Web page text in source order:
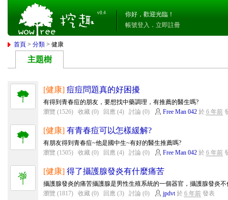
v0.4
你好，歡迎光臨！
帳號登入 ． 立即註冊
首頁 >分類 > 健康
主題樹
[健康] 痘痘問題真的好困擾
有得到青春痘的朋友，要想找中藥調理，有推薦的醫生嗎?
瀏覽 (1526)
收藏 (0) 回應 (4) 討論 (0) Free Man 042於 6 年前
[健康] 有青春痘可以怎樣緩解?
有朋友得到青春痘~他是國中生~有好的醫生推薦嗎?
瀏覽 (1505)
收藏 (0) 回應 (4) 討論 (0) Free Man 042於 6 年前
[健康] 得了攝護腺發炎有什麼痛苦
攝護腺發炎的痛苦攝護腺是男性生殖系統的一個器官，攝護腺發炎
瀏覽 (1817)
收藏 (0) 回應 (3) 討論 (0) jpdvt於 6 年前發表